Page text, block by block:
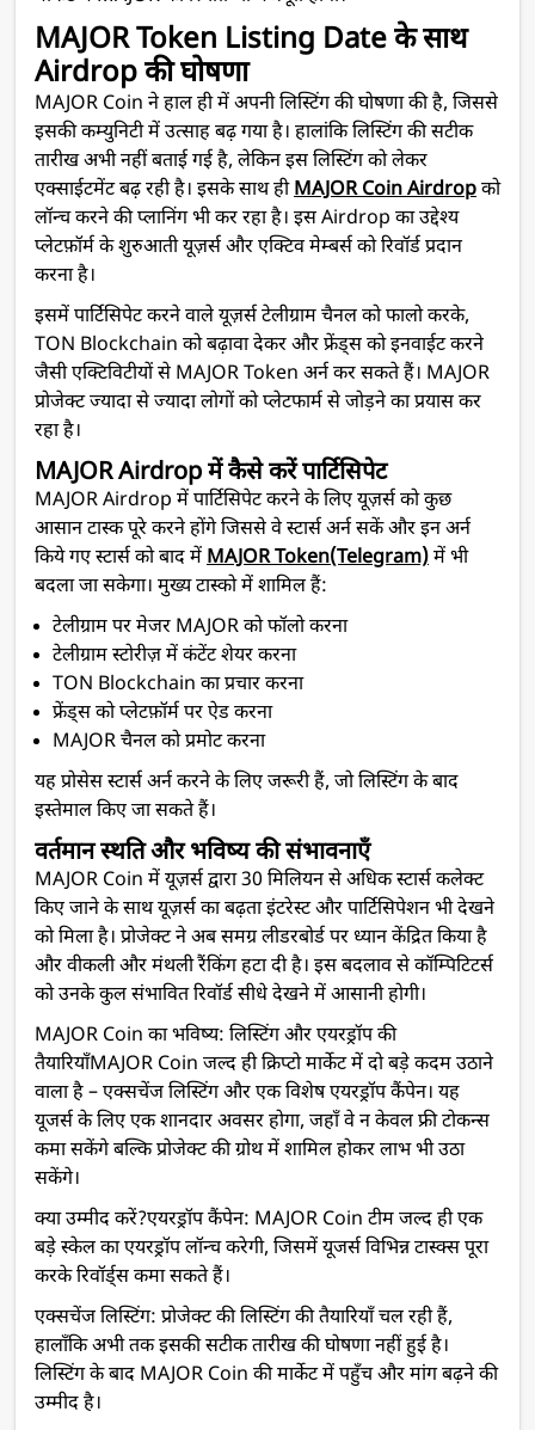
MAJOR Token Listing Date के साथ
Airdrop की घोषणा
MAJOR Coin ने हाल ही में अपनी लिस्टिंग की घोषणा की है, जिससे
इसकी कम्युनिटी में उत्साह बढ़ गया है। हालांकि लिस्टिंग की सटीक
तारीख अभी नहीं बताई गई है, लेकिन इस लिस्टिंग को लेकर
एक्साईटमेंट बढ़ रही है। इसके साथ हीMAJOR Coin Airdropको
लॉन्च करने की प्लानिंग भी कर रहा है। इस Airdrop का उद्देश्य
प्लेटफ़ॉर्म के शुरुआती यूज़र्स और एक्टिव मेम्बर्स को रिवॉर्ड प्रदान
करना है।
इसमें पार्टिसिपेट करने वाले यूज़र्स टेलीग्राम चैनल को फालो करके,
TON Blockchain को बढ़ावा देकर और फ्रेंड्स को इनवाईट करने
जैसी एक्टिविटीयों से MAJOR Token अर्न कर सकते हैं। MAJOR
प्रोजेक्ट ज्यादा से ज्यादा लोगों को प्लेटफार्म से जोड़ने का प्रयास कर
रहा है।
MAJOR Airdrop में कैसे करें पार्टिसिपेट
MAJOR Airdrop में पार्टिसिपेट करने के लिए यूज़र्स को कुछ
आसान टास्क पूरे करने होंगे जिससे वे स्टार्स अर्न सकें और इन अर्न
किये गए स्टार्स को बाद मेंMAJOR Token(Telegram)में भी
बदला जा सकेगा। मुख्य टास्को में शामिल हैं:
टेलीग्राम पर मेजर MAJOR को फॉलो करना
टेलीग्राम स्टोरीज़ में कंटेंट शेयर करना
TON Blockchain का प्रचार करना
फ्रेंड्स को प्लेटफ़ॉर्म पर ऐड करना
MAJOR चैनल को प्रमोट करना
यह प्रोसेस स्टार्स अर्न करने के लिए जरूरी हैं, जो लिस्टिंग के बाद
इस्तेमाल किए जा सकते हैं।
वर्तमान स्थति और भविष्य की संभावनाएँ
MAJOR Coin में यूज़र्स द्वारा 30 मिलियन से अधिक स्टार्स कलेक्ट
किए जाने के साथ यूज़र्स का बढ़ता इंटरेस्ट और पार्टिसिपेशन भी देखने
को मिला है। प्रोजेक्ट ने अब समग्र लीडरबोर्ड पर ध्यान केंद्रित किया है
और वीकली और मंथली रैंकिंग हटा दी है। इस बदलाव से कॉम्पिटिटर्स
को उनके कुल संभावित रिवॉर्ड सीधे देखने में आसानी होगी।
MAJOR Coin का भविष्य: लिस्टिंग और एयरड्रॉप की
तैयारियाँMAJOR Coin जल्द ही क्रिप्टो मार्केट में दो बड़े कदम उठाने
वाला है – एक्सचेंज लिस्टिंग और एक विशेष एयरड्रॉप कैंपेन। यह
यूजर्स के लिए एक शानदार अवसर होगा, जहाँ वे न केवल फ्री टोकन्स
कमा सकेंगे बल्कि प्रोजेक्ट की ग्रोथ में शामिल होकर लाभ भी उठा
सकेंगे।
क्या उम्मीद करें?एयरड्रॉप कैंपेन: MAJOR Coin टीम जल्द ही एक
बड़े स्केल का एयरड्रॉप लॉन्च करेगी, जिसमें यूजर्स विभिन्न टास्क्स पूरा
करके रिवॉर्ड्स कमा सकते हैं।
एक्सचेंज लिस्टिंग: प्रोजेक्ट की लिस्टिंग की तैयारियाँ चल रही हैं,
हालाँकि अभी तक इसकी सटीक तारीख की घोषणा नहीं हुई है।
लिस्टिंग के बाद MAJOR Coin की मार्केट में पहुँच और मांग बढ़ने की
उम्मीद है।